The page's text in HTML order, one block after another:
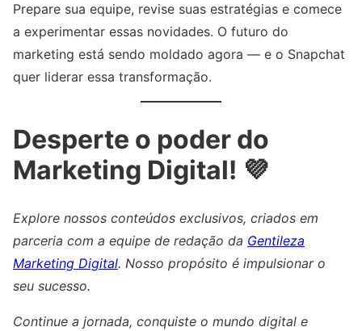
Prepare sua equipe, revise suas estratégias e comece
a experimentar essas novidades. O futuro do
marketing está sendo moldado agora — e o Snapchat
quer liderar essa transformação.
Desperte o poder do
Marketing Digital! 💜
Explore nossos conteúdos exclusivos, criados em
parceria com a equipe de redação da Gentileza
Marketing Digital. Nosso propósito é impulsionar o
seu sucesso.
Continue a jornada, conquiste o mundo digital e